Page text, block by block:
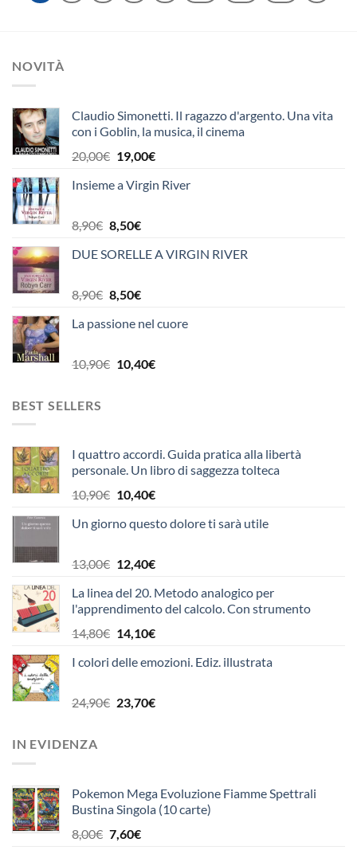
NOVITÀ
Claudio Simonetti. Il ragazzo d'argento. Una vita
con i Goblin, la musica, il cinema
20,00€ Il
originale
20,00€.
19,00€Il
attuale
Insieme a Virgin River
8,90€ Il
originale
8,90€.
8,50€Il
attuale
8,50€.
DUE SORELLE A VIRGIN RIVER
8,90€ Il
originale
8,90€.
8,50€Il
attuale
8,50€.
La passione nel cuore
10,90€ Il
10,40€Il
BEST SELLERS
I quattro accordi. Guida pratica alla libertà
personale. Un libro di saggezza tolteca
10,90€ Il
originale
10,90€.
10,40€Il
attuale
10,40€.
Un giorno questo dolore ti sarà utile
13,00€ Il
originale
era:
13,00€.
12,40€Il
attuale
è:
12,40€.
La linea del 20. Metodo analogico per
l'apprendimento del calcolo. Con strumento
14,80€ Il
originale
14,80€.
14,10€Il
attuale
14,10€.
I colori delle emozioni. Ediz. illustrata
24,90€ Il
23,70€Il
IN EVIDENZA
Pokemon Mega Evoluzione Fiamme Spettrali
Bustina Singola (10 carte)
8,00€ Il
7,60€Il